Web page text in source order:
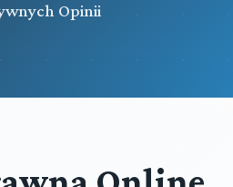
Opinii